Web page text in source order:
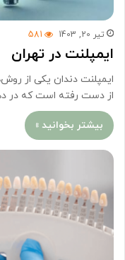
تیر 20, 1403 581
ایمپلنت در تهران
ایمپلنت دندان یکی از
از دست رفته است که در
بیشتر بخوانید »